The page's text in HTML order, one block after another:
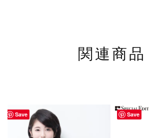
関連商品
Save Save